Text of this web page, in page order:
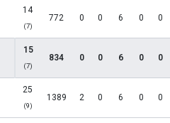
14
(7)
772 0 0 6 0 0
15
(7)
834 0 0 6 0 0
25
(9)
1389 2 0 6 0 0